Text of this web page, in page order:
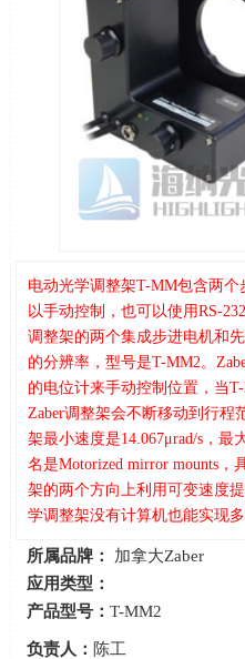
电动光学调整架T-MM包含两
以手动控制，也可以使用RS-
调整架的两个集成步进电机和
的分辨率，型号是T-MM2。
的电位计来手动控制位置，当
Zaber调整架会不断移动到行程
架最小速度是14.067μrad/s，
名是Motorized mirror mounts
架的两个方向上利用可变速度
学调整架没有计算机也能实现多
所属品牌：
加拿大Zaber
应用类型：
产品型号：T-MM2
负责人： 陈工